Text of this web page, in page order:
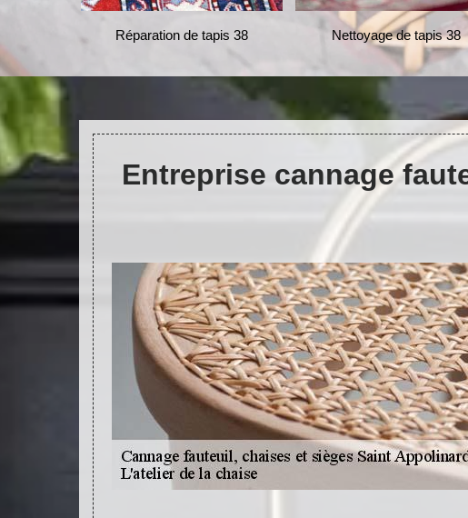
Réparation de tapis 38 Nettoyage de tapis 38
Entreprise cannage